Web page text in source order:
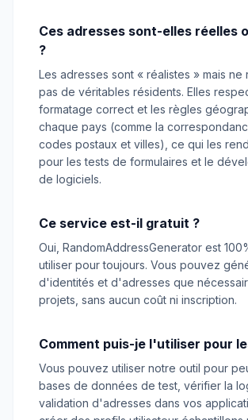
Ces adresses sont-elles réelles
?
Les adresses sont « réalistes » mais
pas de véritables résidents. Elles
formatage correct et les règles
chaque pays (comme la
codes postaux et villes), ce qui les
pour les tests de formulaires et le
de logiciels.
Ce service est-il gratuit ?
Oui, RandomAddressGenerator est
utiliser pour toujours. Vous pouvez
d'identités et d'adresses que
projets, sans aucun coût ni inscription.
Comment puis-je l'utiliser pour
Vous pouvez utiliser notre outil pour
bases de données de test, vérifier la
validation d'adresses dans vos